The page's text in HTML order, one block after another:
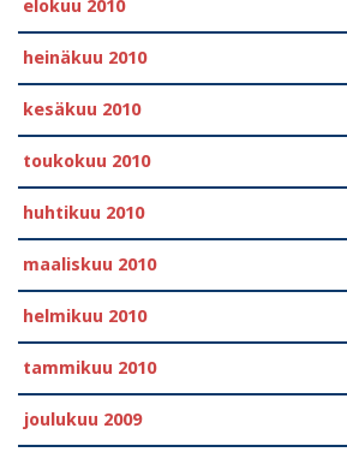
elokuu 2010
heinäkuu 2010
kesäkuu 2010
toukokuu 2010
huhtikuu 2010
maaliskuu 2010
helmikuu 2010
tammikuu 2010
joulukuu 2009